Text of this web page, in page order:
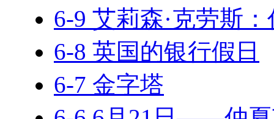
6-9 艾莉森·克劳斯
6-8 英国的银行假日
6-7 金字塔